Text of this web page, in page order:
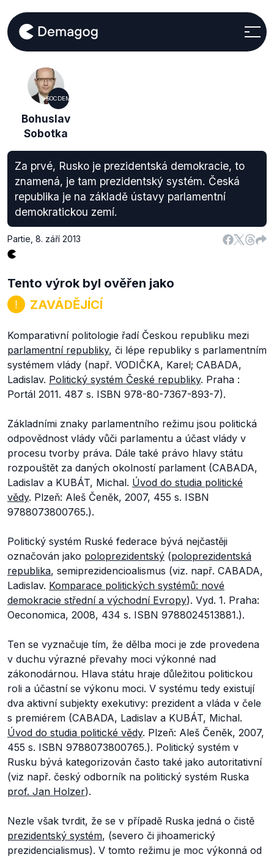
SOCDEM
Bohuslav
Sobotka
Za prvé, Rusko je prezidentská demokracie, to
znamená, je tam prezidentský systém. Česká
republika je na základě ústavy parlamentní
demokratickou zemí.
Partie 8. září 2013
Tento výrok byl ověřen jako
ZAVÁDĚJÍCÍ
Komparativní politologie řadí Českou republiku mezi
parlamentní republiky, či lépe republiky s parlamentním
systémem vlády (např. VODIČKA, Karel; CABADA,
Ladislav. Politický systém České republiky. Praha :
Portál 2011. 487 s. ISBN 978-80-7367-893-7).
Základními znaky parlamentního režimu jsou politická
odpovědnost vlády vůči parlamentu a účast vlády v
procesu tvorby práva. Dále také právo hlavy státu
rozpouštět za daných okolností parlament (CABADA,
Ladislav a KUBÁT, Michal. Úvod do studia politické
vědy. Plzeň: Aleš Čeněk, 2007, 455 s. ISBN
9788073800765.).
Politický systém Ruské federace bývá nejčastěji
označován jako poloprezidentský (poloprezidentská
republika, semiprezidencioalismus (viz. např. CABADA,
Ladislav. Komparace politických systémů: nové
demokracie střední a východní Evropy). Vyd. 1. Praha:
Oeconomica, 2008, 434 s. ISBN 9788024513881.).
Ten se vyznačuje tím, že dělba moci je zde provedena
v duchu výrazné převahy moci výkonné nad
zákonodárnou. Hlava státu hraje důležitou politickou
roli a účastní se výkonu moci. V systému tedy existují
dva aktivní subjekty exekutivy: prezident a vláda v čele
s premiérem (CABADA, Ladislav a KUBÁT, Michal.
Úvod do studia politické vědy. Plzeň: Aleš Čeněk, 2007,
455 s. ISBN 9788073800765.). Politický systém v
Rusku bývá kategorizován často také jako autoritativní
(viz např. český odborník na politický systém Ruska
prof. Jan Holzer).
Nezle však tvrdit, že se v případě Ruska jedná o čistě
prezidentský systém, (severo či jihoamerický
prezidencialismus). V tomto režimu je moc výkonná od